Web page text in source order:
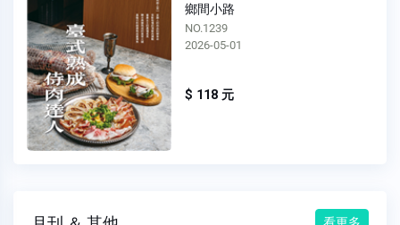
鄉間小路
NO.1238
2026-04-01
$ 118 元